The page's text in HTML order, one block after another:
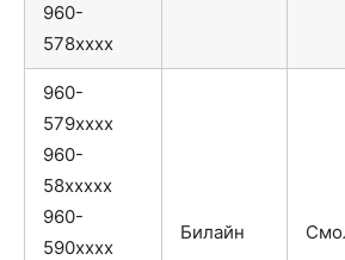
960-
578xxxx
960-
579xxxx
960-
58xxxxx
960-
590xxxx
Билайн